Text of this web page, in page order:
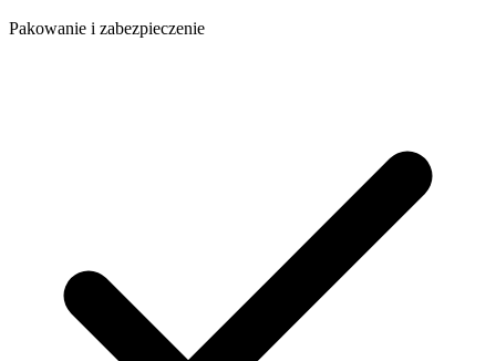
Pakowanie i zabezpieczenie